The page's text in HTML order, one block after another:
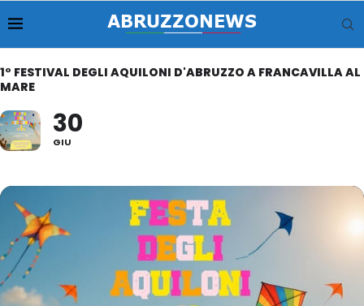
1° FESTIVAL DEGLI AQUILONI D'ABRUZZO A FRANCAVILLA AL
MARE
30
GIU